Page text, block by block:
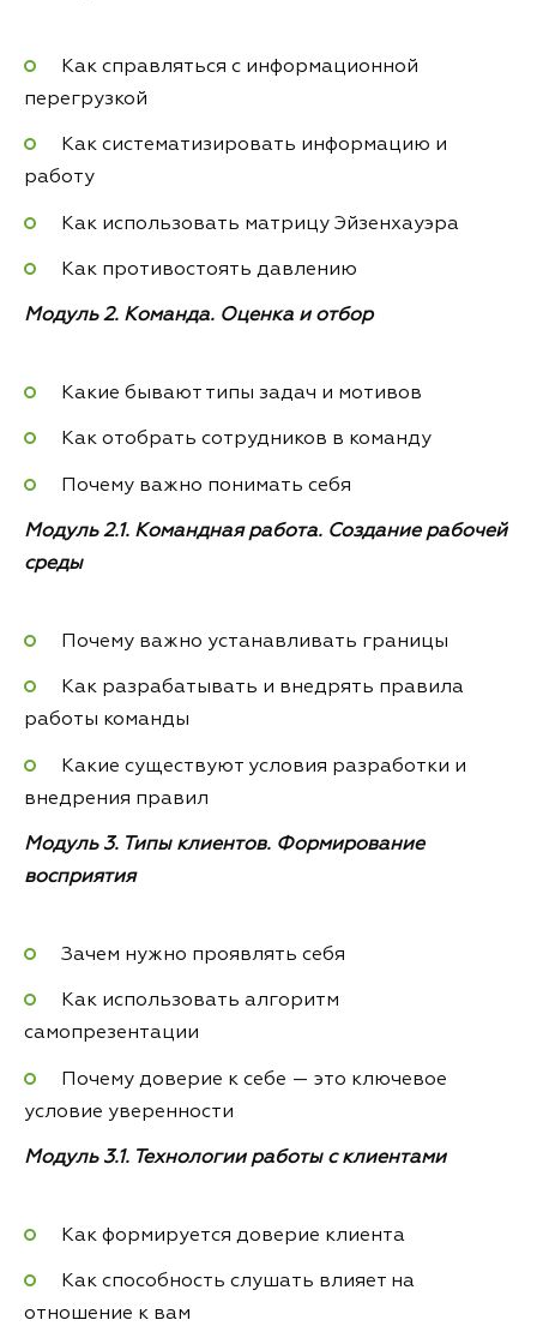
Как справляться с информационной
перегрузкой
Как систематизировать информацию и
работу
Как использовать матрицу Эйзенхауэра
Как противостоять давлению
Модуль 2. Команда. Оценка и отбор
Какие бывают типы задач и мотивов
Как отобрать сотрудников в команду
Почему важно понимать себя
Модуль 2.1. Командная работа. Создание рабочей
среды
Почему важно устанавливать границы
Как разрабатывать и внедрять правила
работы команды
Какие существуют условия разработки и
внедрения правил
Модуль 3. Типы клиентов. Формирование
восприятия
Зачем нужно проявлять себя
Как использовать алгоритм
самопрезентации
Почему доверие к себе — это ключевое
условие уверенности
Модуль 3.1. Технологии работы с клиентами
Как формируется доверие клиента
Как способность слушать влияет на
отношение к вам